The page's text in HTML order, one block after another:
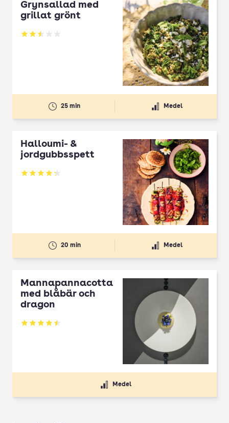
Grynsallad med
grillat grönt
Betyg: 2.5 av 5
25 min Medel
Halloumi- &
jordgubbsspett
Betyg: 4.3 av 5
20 min Medel
Mannapannacotta
med blåbär och
dragon
Betyg: 4.5 av 5
Medel